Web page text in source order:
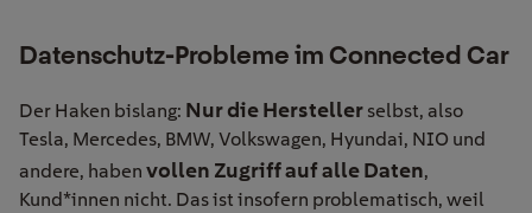
Datenschutz-Probleme im Connected Car
Der Haken bislang: Nur die Hersteller selbst, also
Tesla, Mercedes, BMW, Volkswagen, Hyundai, NIO und
andere, haben vollen Zugriff auf alle Daten,
Kund*innen nicht. Das ist insofern problematisch, weil